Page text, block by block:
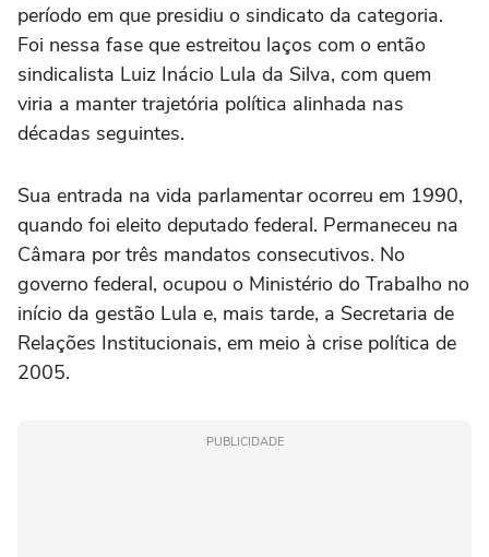
período em que presidiu o sindicato da categoria.
Foi nessa fase que estreitou laços com o então
sindicalista Luiz Inácio Lula da Silva, com quem
viria a manter trajetória política alinhada nas
décadas seguintes.
Sua entrada na vida parlamentar ocorreu em 1990,
quando foi eleito deputado federal. Permaneceu na
Câmara por três mandatos consecutivos. No
governo federal, ocupou o Ministério do Trabalho no
início da gestão Lula e, mais tarde, a Secretaria de
Relações Institucionais, em meio à crise política de
2005.
PUBLICIDADE